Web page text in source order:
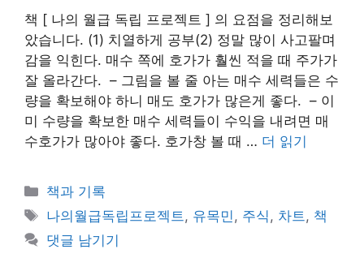
책 [ 나의 월급 독립 프로젝트 ] 의 요점을 정리해보
았습니다. (1) 치열하게 공부(2) 정말 많이 사고팔며
감을 익힌다. 매수 쪽에 호가가 훨씬 적을 때 주가가
잘 올라간다. – 그림을 볼 줄 아는 매수 세력들은 수
량을 확보해야 하니 매도 호가가 많은게 좋다. – 이
미 수량을 확보한 매수 세력들이 수익을 내려면 매
수호가가 많아야 좋다. 호가창 볼 때 … 더 읽기
카
테
리
책과 기록
태
그
나의월급독립프로젝트, 유목민, 주식, 차트, 책
댓글 남기기